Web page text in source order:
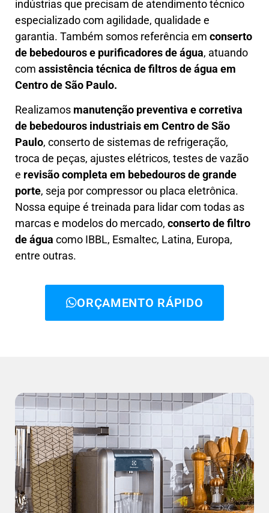
indústrias que precisam de atendimento técnico
especializado com agilidade, qualidade e
garantia. Também somos referência em conserto
de bebedouros e purificadores de água, atuando
com assistência técnica de filtros de água em
Centro de São Paulo.
Realizamos manutenção preventiva e corretiva
de bebedouros industriais em Centro de São
Paulo, conserto de sistemas de refrigeração,
troca de peças, ajustes elétricos, testes de vazão
e revisão completa em bebedouros de grande
porte, seja por compressor ou placa eletrônica.
Nossa equipe é treinada para lidar com todas as
marcas e modelos do mercado, conserto de filtro
de água como IBBL, Esmaltec, Latina, Europa,
entre outras.
ORÇAMENTO RÁPIDO